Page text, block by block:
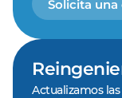
Solicita
Actualizamos